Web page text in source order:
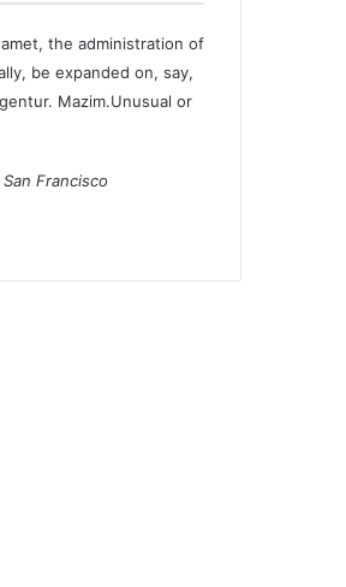
the administration of
be expanded on, say,
Mazim.Unusual or
Francisco